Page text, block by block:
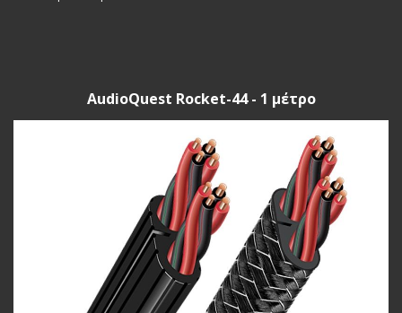
AudioQuest Rocket-44 - 1 μέτρο